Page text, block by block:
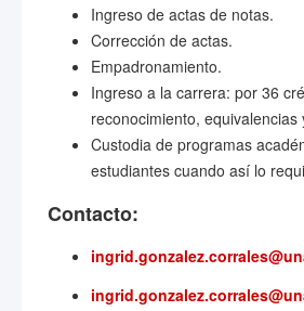
Ingreso de actas de notas.
Corrección de actas.
Empadronamiento.
Ingreso a la carrera: por 36
reconocimiento, equivalencias
Custodia de programas
estudiantes cuando así lo
Contacto: